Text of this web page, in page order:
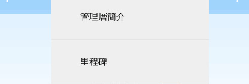
管理層簡介
里程碑